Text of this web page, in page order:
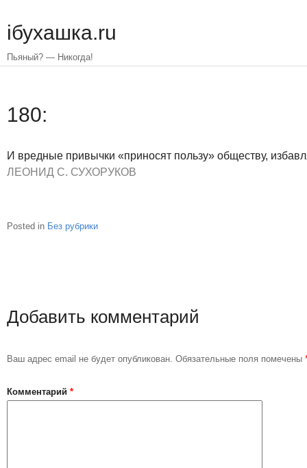
to
main
content
iбухашка.ru
Пьяный? — Никогда!
180:
И вредные привычки «приносят пользу» обществу,
ЛЕОНИД С. СУХОРУКОВ
Posted in Без рубрики
Добавить комментарий
Ваш адрес email не будет опубликован. Обязательные поля помечены
Комментарий *